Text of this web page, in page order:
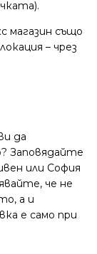
магазин също
– чрез
да
Заповядайте
или София
че не
а и
е само при